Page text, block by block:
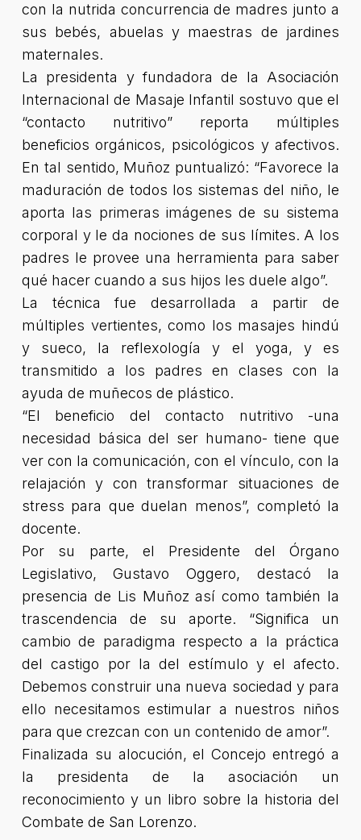
con la nutrida concurrencia de madres junto a
sus bebés, abuelas y maestras de jardines
maternales.
La presidenta y fundadora de la Asociación
Internacional de Masaje Infantil sostuvo que el
“contacto nutritivo” reporta múltiples
beneficios orgánicos, psicológicos y afectivos.
En tal sentido, Muñoz puntualizó: “Favorece la
maduración de todos los sistemas del niño, le
aporta las primeras imágenes de su sistema
corporal y le da nociones de sus límites. A los
padres le provee una herramienta para saber
qué hacer cuando a sus hijos les duele algo”.
La técnica fue desarrollada a partir de
múltiples vertientes, como los masajes hindú
y sueco, la reflexología y el yoga, y es
transmitido a los padres en clases con la
ayuda de muñecos de plástico.
“El beneficio del contacto nutritivo -una
necesidad básica del ser humano- tiene que
ver con la comunicación, con el vínculo, con la
relajación y con transformar situaciones de
stress para que duelan menos”, completó la
docente.
Por su parte, el Presidente del Órgano
Legislativo, Gustavo Oggero, destacó la
presencia de Lis Muñoz así como también la
trascendencia de su aporte. “Significa un
cambio de paradigma respecto a la práctica
del castigo por la del estímulo y el afecto.
Debemos construir una nueva sociedad y para
ello necesitamos estimular a nuestros niños
para que crezcan con un contenido de amor”.
Finalizada su alocución, el Concejo entregó a
la presidenta de la asociación un
reconocimiento y un libro sobre la historia del
Combate de San Lorenzo.